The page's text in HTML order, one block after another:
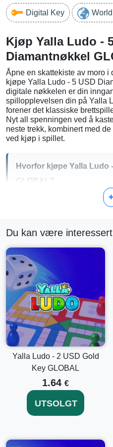
Digital Key
Kjøp Yalla Ludo -
Diamantnøkkel
Åpne en skattekiste av moro i
kjøpe Yalla Ludo - 5 USD
digitale nøkkelen er din
spillopplevelsen din på Yalla
forener det klassiske
Nyt all spenningen ved å
neste trekk, kombinert med
ved kjøp i spillet.
Hvorfor kjøpe Yalla Ludo
GLOBAL?
:
Global tilgjengelighet:
som helst i verden.
Forbedret
kjøpe eksklusive
forbedringer som hever
Slik aktiverer du din Yalla
Diamantnøkkel
Følg disse trinnene for å låse
oppgradere spillopplevelsen
Åpne Yalla Ludo-appen
Logg inn på Yalla Ludo-
hvis du ikke allerede har
Naviger til "Butikk" eller
Velg alternativet "Innløs
Skriv inn 5 USD
+
Du kan være
Yalla Ludo - 2 USD Gold
Key GLOBAL
1.64 €
UTSOLGT